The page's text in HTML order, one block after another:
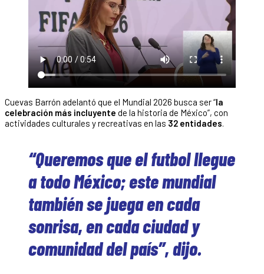
Cuevas Barrón adelantó que el Mundial 2026 busca ser “la
celebración más incluyente de la historia de México”, con
actividades culturales y recreativas en las 32 entidades.
“Queremos que el futbol llegue
a todo México; este mundial
también se juega en cada
sonrisa, en cada ciudad y
comunidad del país”, dijo.